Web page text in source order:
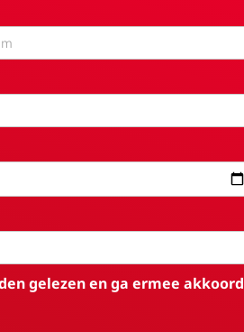
gelezen en ga ermee akkoord